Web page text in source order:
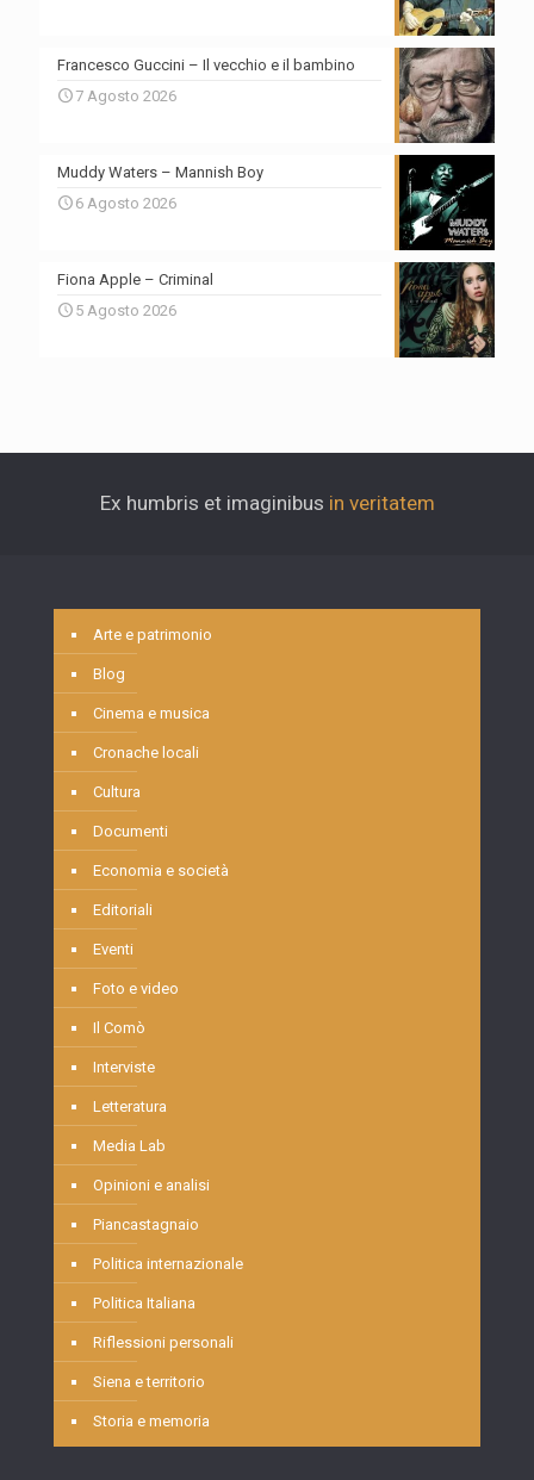
Francesco Guccini – Il vecchio e il bambino
7 Agosto 2026
Muddy Waters – Mannish Boy
6 Agosto 2026
Fiona Apple – Criminal
5 Agosto 2026
Ex humbris et imaginibus in veritatem
Arte e patrimonio
Blog
Cinema e musica
Cronache locali
Cultura
Documenti
Economia e società
Editoriali
Eventi
Foto e video
Il Comò
Interviste
Letteratura
Media Lab
Opinioni e analisi
Piancastagnaio
Politica internazionale
Politica Italiana
Riflessioni personali
Siena e territorio
Storia e memoria